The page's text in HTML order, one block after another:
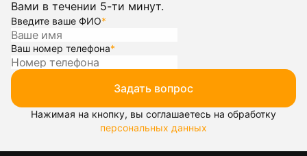
Вами в течении 5-ти минут.
Введите ваше ФИО*
Ваш номер телефона*
Задать вопрос
Нажимая на кнопку, вы соглашаетесь на обработку
персональных данных